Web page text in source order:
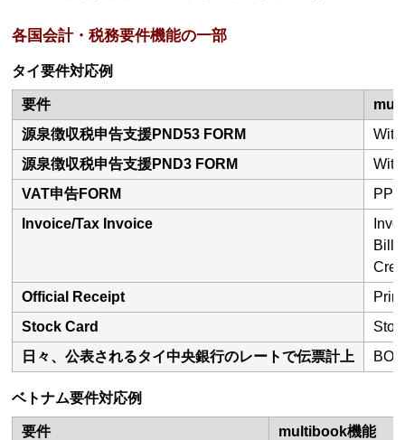
各国会計・税務要件機能の一部
タイ要件対応例
要件
源泉徴収税申告支援PND53 FORM
源泉徴収税申告支援PND3 FORM
VAT申告FORM
Invoice/Tax Invoice
Official Receipt
Stock Card
日々、公表されるタイ中央銀行のレートで伝票計上
ベトナム要件対応例
要件
multibook機能